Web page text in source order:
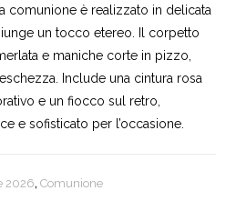
comunione è realizzato in delicata
un tocco etereo. Il corpetto
e maniche corte in pizzo,
Include una cintura rosa
e un fiocco sul retro,
e sofisticato per l’occasione.
2026,Comunione